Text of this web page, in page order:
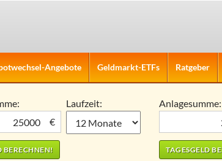
Angebote Geldmarkt-ETFs Ratgeber
€
Laufzeit:
Anlagesumme: